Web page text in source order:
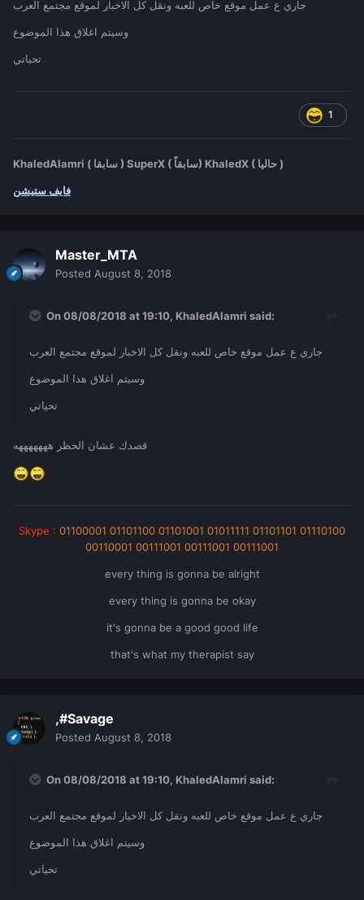
تحياتي
1
KhaledAlamri ( سابقا ) SuperX ( سابقاً) KhaledX ( حاليا )
فايف ستيشن
Master_MTA
Posted August 8, 2018
On 08/08/2018 at 19:10, KhaledAlamri said:
تحياتي
قصدك عشان الحظر هههههههه
Skype : 01100001 01101100 01101001 01011111 01101101 01110100
00110001 00111001 00111001 00111001
every thing is gonna be alright
every thing is gonna be okay
it's gonna be a good good life
that's what my therapist say
,#Savage
Posted August 8, 2018
On 08/08/2018 at 19:10, KhaledAlamri said:
تحياتي